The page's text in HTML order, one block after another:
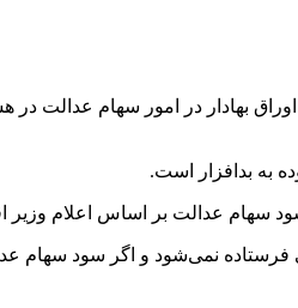
بهادار در امور سهام عدالت
به بدافزار است.
سهام عدالت بر اساس اعلام وزیر